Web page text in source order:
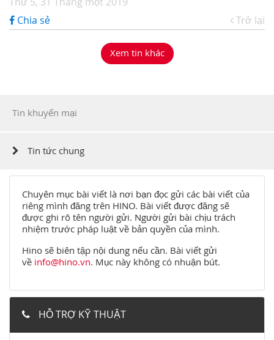
Chia sẻ
Trở lại
Xem tin khác
Tin khuyến mại
Tin tức chung
Chuyên mục bài viết là nơi bạn đọc gửi các bài viết của
riêng mình đăng trên HINO. Bài viết được đăng sẽ
được ghi rõ tên người gửi. Người gửi bài chịu trách
nhiệm trước pháp luật về bản quyền của mình.
Hino sẽ biên tập nội dung nếu cần. Bài viết gửi
về info@hino.vn. Mục này không có nhuận bút.
HỖ TRỢ KỸ THUẬT